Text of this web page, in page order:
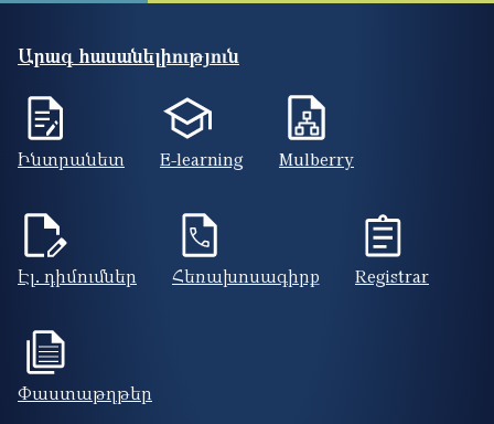
Արագ հասանելիություն
Ինտրանետ E-learning Mulberry
Էլ. դիմումներ Հեռախոսագիրք Registrar
Փաստաթղթեր